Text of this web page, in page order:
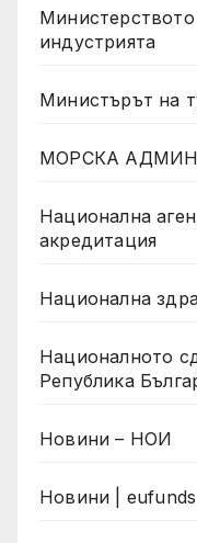
индустрията
Министърът на
МОРСКА
Национална
акредитация
Национална
Националното
Република
Новини – НОИ
Новини | eufunds